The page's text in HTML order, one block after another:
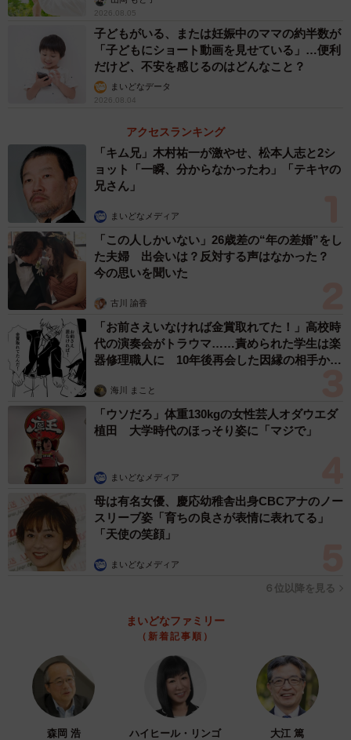
2026.08.05
子どもがいる、または妊娠中のママの約半数が
「子どもにショート動画を見せている」…便利
だけど、不安を感じるのはどんなこと？
まいどなデータ
2026.08.04
アクセスランキング
「キム兄」木村祐一が激やせ、松本人志と2シ
ョット「一瞬、分からなかったわ」「テキヤの
兄さん」
まいどなメディア
「この人しかいない」26歳差の“年の差婚”をし
た夫婦 出会いは？反対する声はなかった？
今の思いを聞いた
古川 諭香
「お前さえいなければ金賞取れてた！」高校時
代の演奏会がトラウマ……責められた学生は楽
器修理職人に 10年後再会した因縁の相手から
海川 まこと
「ウソだろ」体重130kgの女性芸人オダウエダ
植田 大学時代のほっそり姿に「マジで」
まいどなメディア
母は有名女優、慶応幼稚舎出身CBCアナのノー
スリーブ姿「育ちの良さが表情に表れてる」
「天使の笑顔」
まいどなメディア
６位以降を見る
まいどなファミリー
（新着記事順）
森岡 浩 ハイヒール・リンゴ 大江 篤